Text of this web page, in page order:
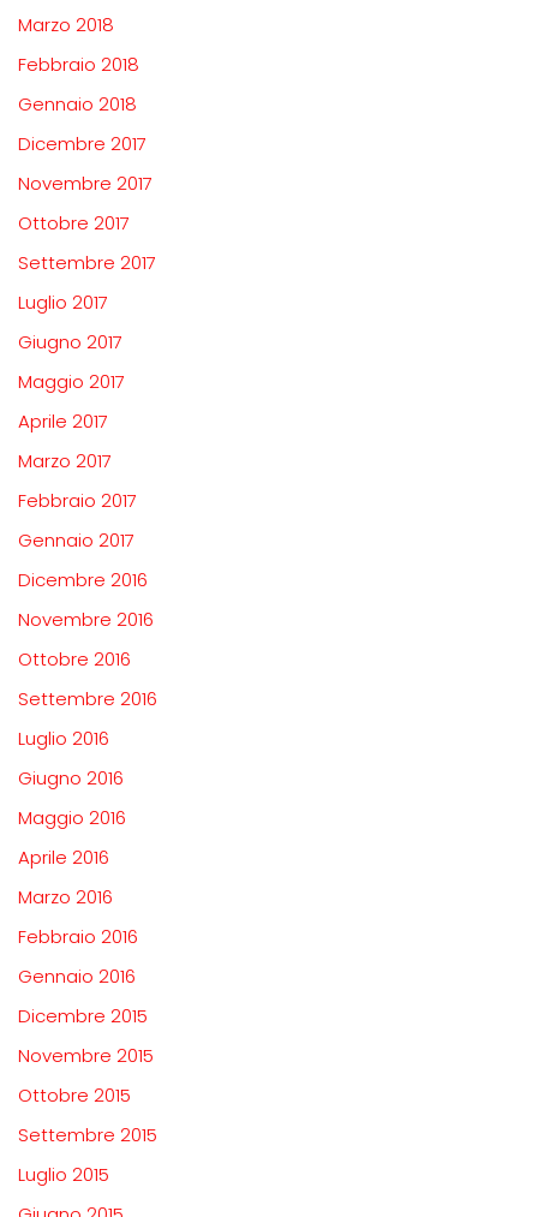
Marzo 2018
Febbraio 2018
Gennaio 2018
Dicembre 2017
Novembre 2017
Ottobre 2017
Settembre 2017
Luglio 2017
Giugno 2017
Maggio 2017
Aprile 2017
Marzo 2017
Febbraio 2017
Gennaio 2017
Dicembre 2016
Novembre 2016
Ottobre 2016
Settembre 2016
Luglio 2016
Giugno 2016
Maggio 2016
Aprile 2016
Marzo 2016
Febbraio 2016
Gennaio 2016
Dicembre 2015
Novembre 2015
Ottobre 2015
Settembre 2015
Luglio 2015